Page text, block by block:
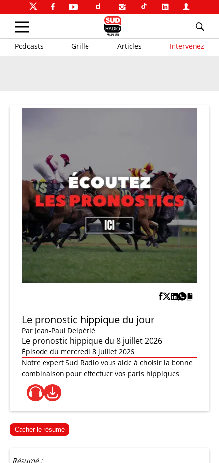
Podcasts Grille Articles Intervenez
Le pronostic hippique du jour
Par Jean-Paul Delpérié
Le pronostic hippique du 8 juillet 2026
Épisode du mercredi 8 juillet 2026
Notre expert Sud Radio vous aide à choisir la bonne
combinaison pour effectuer vos paris hippiques
Cacher le résumé
Résumé :